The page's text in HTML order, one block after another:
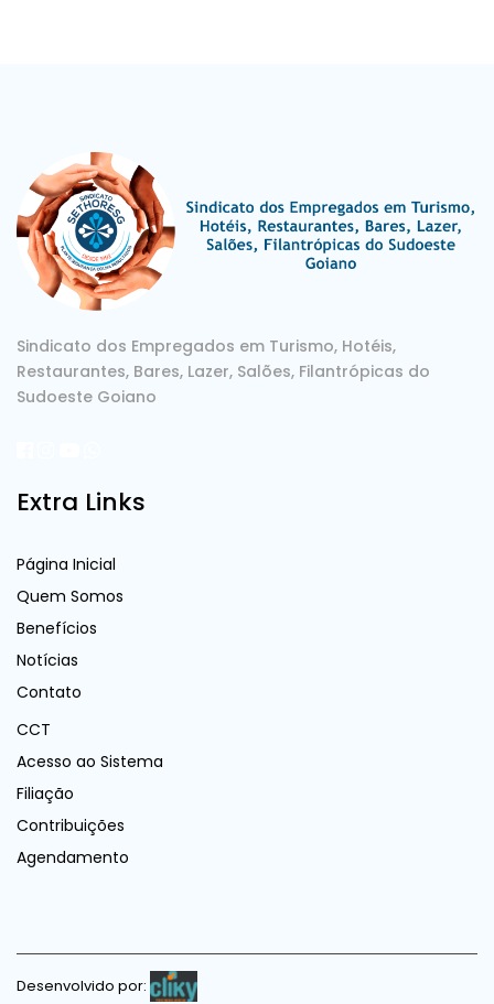
Sindicato dos Empregados em Turismo, Hotéis,
Restaurantes, Bares, Lazer, Salões, Filantrópicas do
Sudoeste Goiano
Extra Links
Página Inicial
Quem Somos
Benefícios
Notícias
Contato
CCT
Acesso ao Sistema
Filiação
Contribuições
Agendamento
Desenvolvido por: